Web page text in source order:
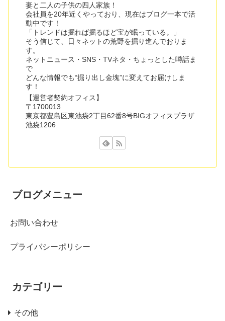
妻と二人の子供の四人家族！
会社員を20年近くやっており、現在はブログ一本で活
動中です！
「トレンドは掘れば掘るほど宝が眠っている。」
そう信じて、日々ネットの荒野を掘り進んでおりま
す。
ネットニュース・SNS・TVネタ・ちょっとした噂話ま
で
どんな情報でも“掘り出し金塊”に変えてお届けしま
す！
【運営者契約オフィス】
〒1700013
東京都豊島区東池袋2丁目62番8号BIGオフィスプラザ
池袋1206
ブログメニュー
お問い合わせ
プライバシーポリシー
カテゴリー
その他